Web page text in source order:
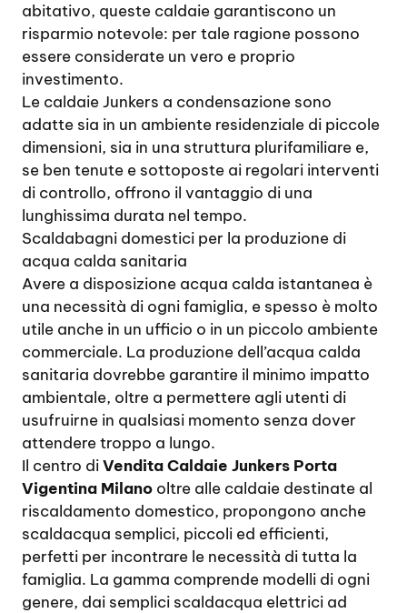
abitativo, queste caldaie garantiscono un
risparmio notevole: per tale ragione possono
essere considerate un vero e proprio
investimento.
Le caldaie Junkers a condensazione sono
adatte sia in un ambiente residenziale di piccole
dimensioni, sia in una struttura plurifamiliare e,
se ben tenute e sottoposte ai regolari interventi
di controllo, offrono il vantaggio di una
lunghissima durata nel tempo.
Scaldabagni domestici per la produzione di
acqua calda sanitaria
Avere a disposizione acqua calda istantanea è
una necessità di ogni famiglia, e spesso è molto
utile anche in un ufficio o in un piccolo ambiente
commerciale. La produzione dell’acqua calda
sanitaria dovrebbe garantire il minimo impatto
ambientale, oltre a permettere agli utenti di
usufruirne in qualsiasi momento senza dover
attendere troppo a lungo.
Il centro diVendita Caldaie Junkers Porta
Vigentina Milano oltre alle caldaie destinate al
riscaldamento domestico, propongono anche
scaldacqua semplici, piccoli ed efficienti,
perfetti per incontrare le necessità di tutta la
famiglia. La gamma comprende modelli di ogni
genere, dai semplici scaldacqua elettrici ad